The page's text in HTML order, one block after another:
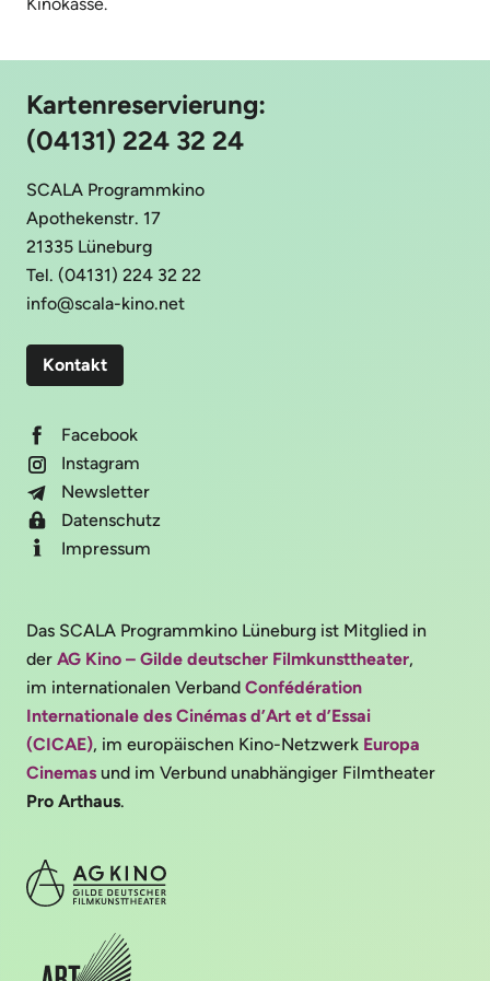
Kartenreservierung:
(04131) 224 32 24
SCALA Programmkino
Apothekenstr. 17
21335 Lüneburg
Tel. (04131) 224 32 22
info@scala-kino.net
Kontakt
Facebook
Instagram
Newsletter
Datenschutz
Impressum
Das SCALA Programmkino Lüneburg ist Mitglied in
der AG Kino – Gilde deutscher Filmkunsttheater,
im internationalen Verband Confédération
Internationale des Cinémas d’Art et d’Essai
(CICAE), im europäischen Kino-Netzwerk Europa
Cinemas und im Verbund unabhängiger Filmtheater
Pro Arthaus.